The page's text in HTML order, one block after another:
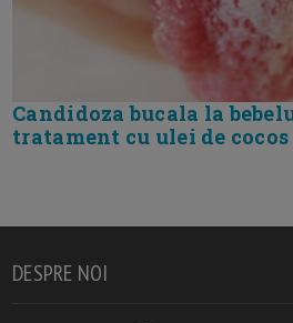
Candidoza bucala la
tratament cu ulei de cocos
DESPRE NOI